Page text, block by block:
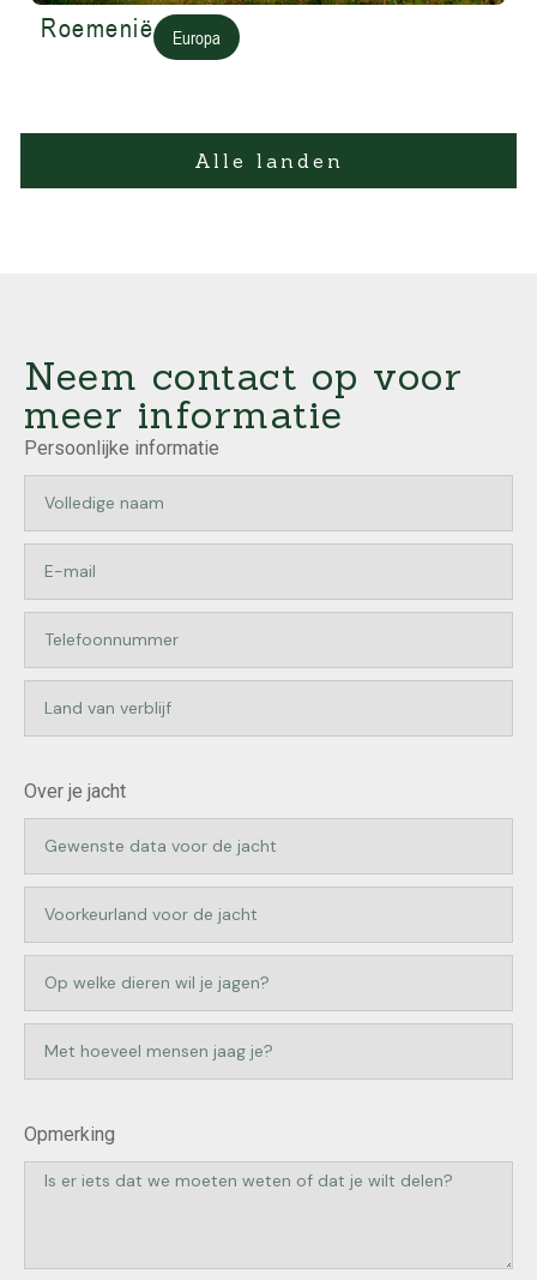
Roemenië Europa
Alle landen
Neem contact op voor
meer informatie
Persoonlijke informatie
Over je jacht
Opmerking